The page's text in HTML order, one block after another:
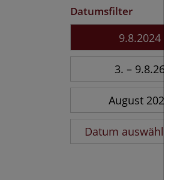
Datumsfilter
9.8.2024
3. – 9.8.26
August 2026
Datum auswählen